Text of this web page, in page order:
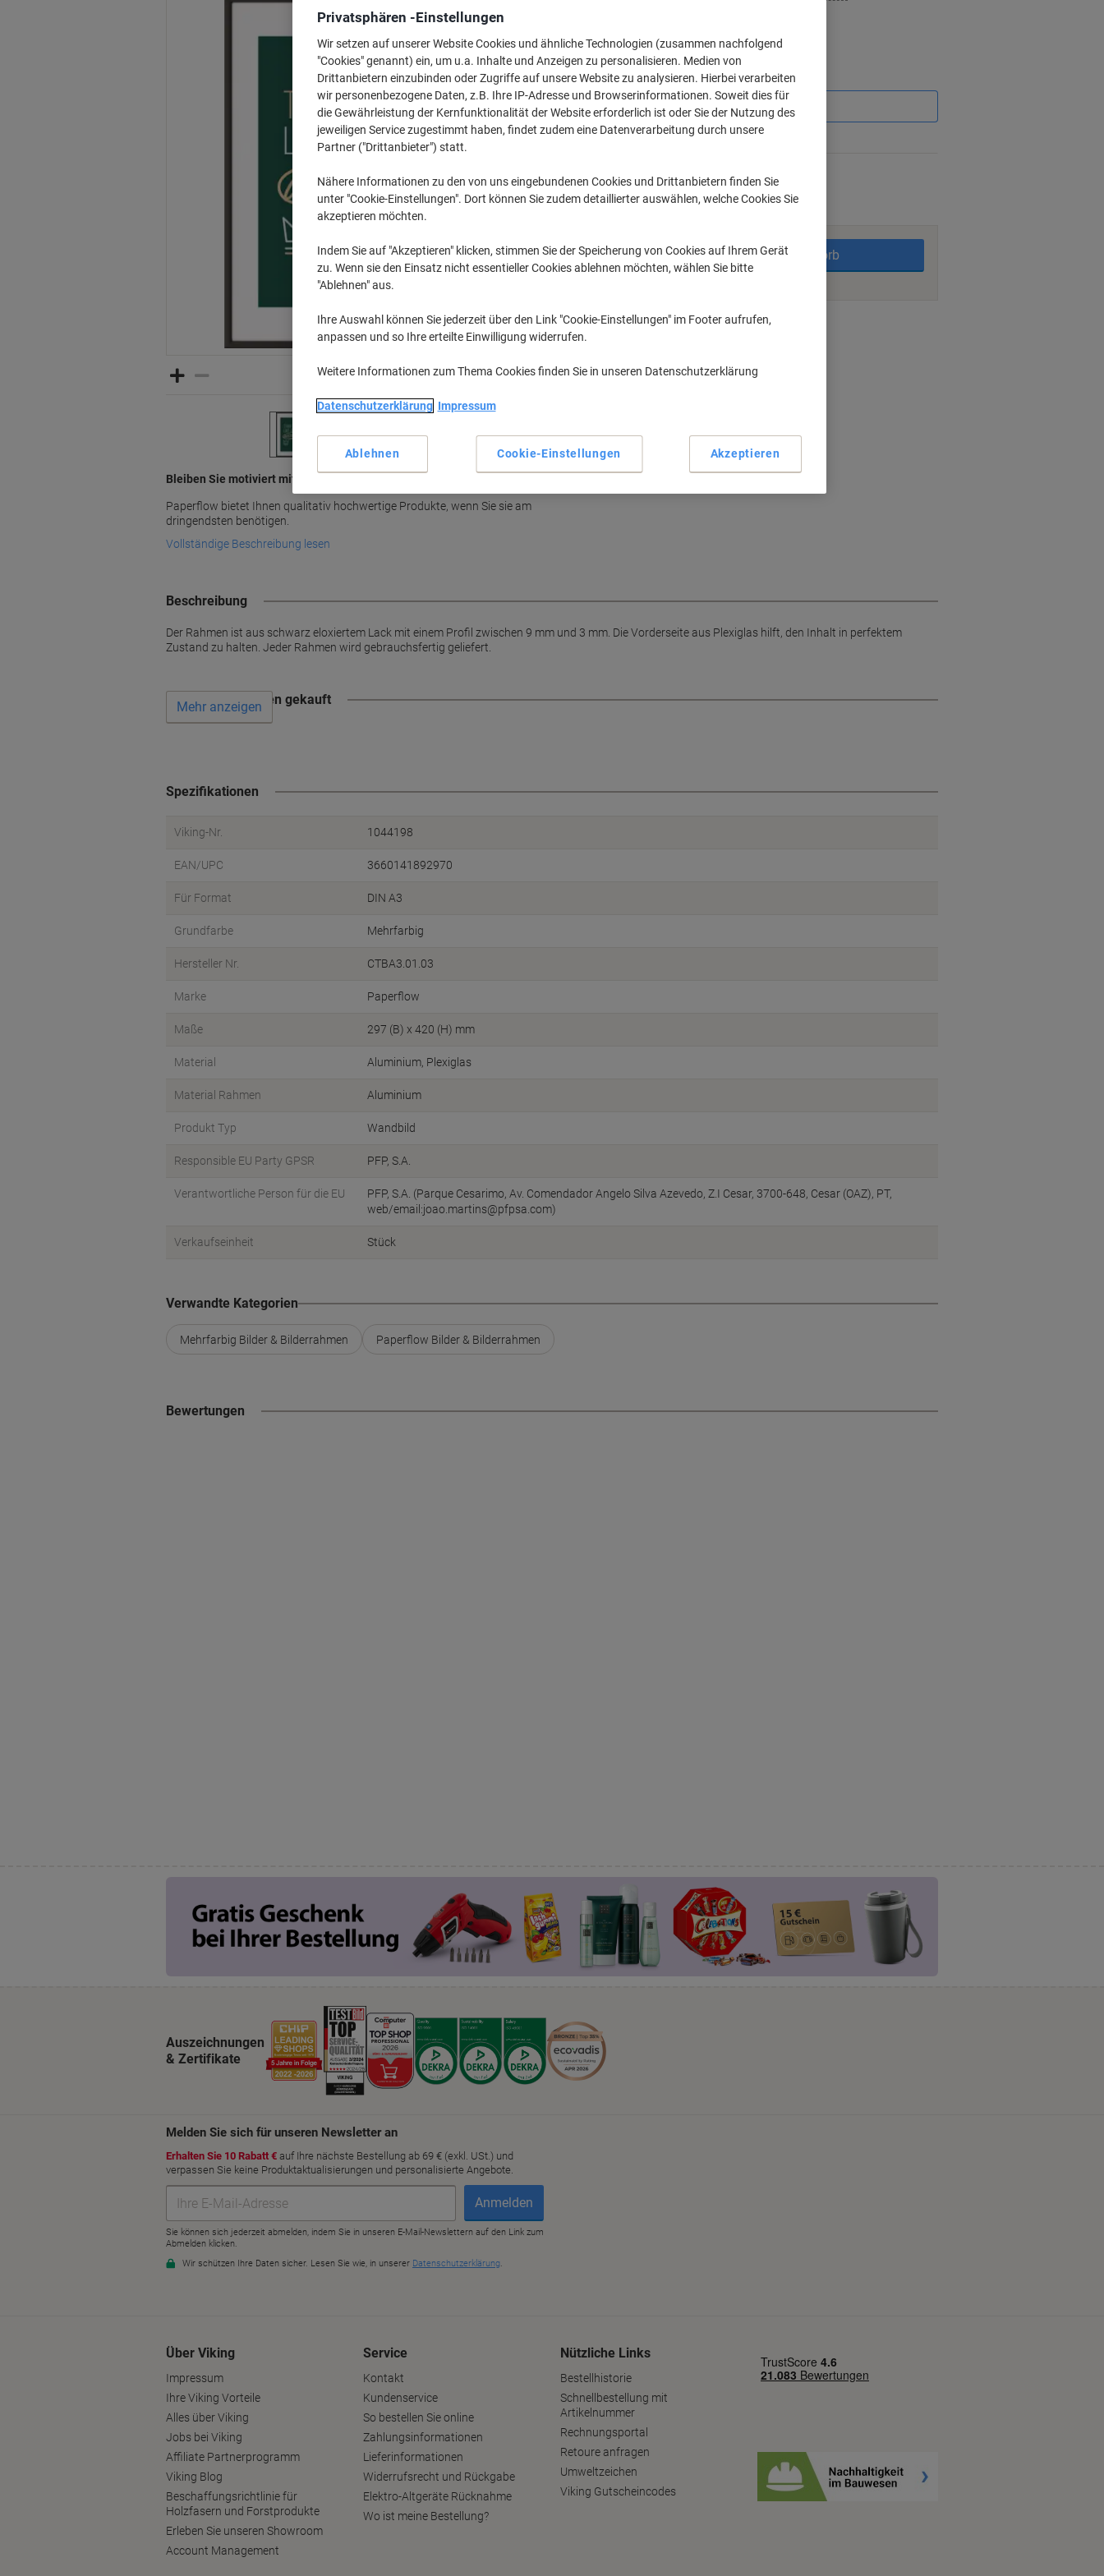
Bleiben Sie motiviert mit Paperflow
Paperflow bietet Ihnen qualitativ hochwertige Produkte, wenn Sie sie am
dringendsten benötigen.
Vollständige Beschreibung lesen
Menge exkl. USt
1 Stück 139,99 €
2+Stück 134,99 € -3%
Aktuell verfügbar Lieferung 15-18 Werktage
Versand durch Lieferanten
Menge
In den Warenkorb
Lieferinformationen Zahlungsmöglichkeiten
Beschreibung
Der Rahmen ist aus schwarz eloxiertem Lack mit einem Profil zwischen 9 mm und 3 mm. Die Vorderseite aus Plexiglas hilft, den Inhalt in perfektem
Zustand zu halten. Jeder Rahmen wird gebrauchsfertig geliefert.
Wird oft zusammen gekauft
Mehr anzeigen
Spezifikationen
Viking-Nr. 1044198
EAN/UPC 3660141892970
Für Format DIN A3
Grundfarbe Mehrfarbig
Hersteller Nr. CTBA3.01.03
Marke Paperflow
Maße 297 (B) x 420 (H) mm
Material Aluminium, Plexiglas
Material Rahmen Aluminium
Produkt Typ Wandbild
Responsible EU Party GPSR PFP, S.A.
Verantwortliche Person für die EU
PFP, S.A. (Parque Cesarimo, Av. Comendador Angelo Silva Azevedo, Z.I Cesar, 3700-648, Cesar (OAZ), PT,
web/email:joao.martins@pfpsa.com)
Verkaufseinheit Stück
Verwandte Kategorien
Mehrfarbig Bilder & Bilderrahmen Paperflow Bilder & Bilderrahmen
Bewertungen
Auszeichnungen
& Zertifikate
Über Viking
Impressum
Ihre Viking Vorteile
Alles über Viking
Jobs bei Viking
Affiliate Partnerprogramm
Viking Blog
Beschaffungsrichtlinie für
Holzfasern und Forstprodukte
Erleben Sie unseren Showroom
Account Management
Service
Kontakt
Kundenservice
So bestellen Sie online
Zahlungsinformationen
Lieferinformationen
Widerrufsrecht und Rückgabe
Elektro-Altgeräte Rücknahme
Wo ist meine Bestellung?
Nützliche Links
Bestellhistorie
Schnellbestellung mit
Artikelnummer
Rechnungsportal
Retoure anfragen
Umweltzeichen
Viking Gutscheincodes
Privatsphären -Einstellungen
Wir setzen auf unserer Website Cookies und ähnliche Technologien (zusammen nachfolgend
"Cookies" genannt) ein, um u.a. Inhalte und Anzeigen zu personalisieren. Medien von
Drittanbietern einzubinden oder Zugriffe auf unsere Website zu analysieren. Hierbei verarbeiten
wir personenbezogene Daten, z.B. Ihre IP-Adresse und Browserinformationen. Soweit dies für
die Gewährleistung der Kernfunktionalität der Website erforderlich ist oder Sie der Nutzung des
jeweiligen Service zugestimmt haben, findet zudem eine Datenverarbeitung durch unsere
Partner ("Drittanbieter") statt.
Nähere Informationen zu den von uns eingebundenen Cookies und Drittanbietern finden Sie
unter "Cookie-Einstellungen". Dort können Sie zudem detaillierter auswählen, welche Cookies Sie
akzeptieren möchten.
Indem Sie auf "Akzeptieren" klicken, stimmen Sie der Speicherung von Cookies auf Ihrem Gerät
zu. Wenn sie den Einsatz nicht essentieller Cookies ablehnen möchten, wählen Sie bitte
"Ablehnen" aus.
Ihre Auswahl können Sie jederzeit über den Link "Cookie-Einstellungen" im Footer aufrufen,
anpassen und so Ihre erteilte Einwilligung widerrufen.
Weitere Informationen zum Thema Cookies finden Sie in unseren Datenschutzerklärung
Datenschutzerklärung Impressum
Cookie-Einstellungen
Ablehnen Akzeptieren